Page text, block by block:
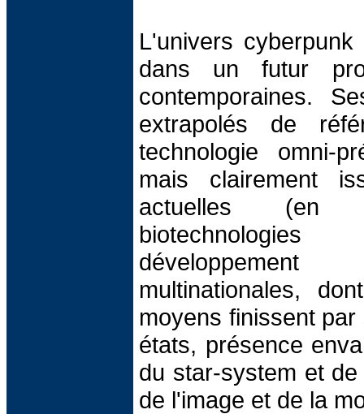
L'univers
dans un futur
contemporaines.
extrapolés de
technologie omni-
mais clairement
actuelles (en
multinationales,
moyens finissent
états, présence
du star-system et
de l'image et de la